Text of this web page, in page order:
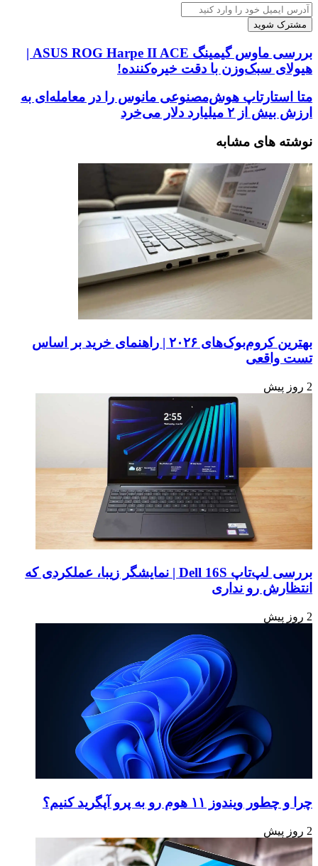
آدرس
ایمیل
خود
وارد
کنید
بررسی
ماوس
گیمینگ
ASUS
ROG
Harpe
ACE
هیولای
سبک‌وزن
با
خیره‌کننده!
بررسی ماوس گیمینگ ASUS ROG Harpe II ACE |
هیولای سبک‌وزن با دقت خیره‌کننده!
متا
استارتاپ
هوش‌مصنوعی
مانوس
را
در
معامله‌ای
به
ارزش
بیش
از
متا استارتاپ هوش‌مصنوعی مانوس را در معامله‌ای به
ارزش بیش از ۲ میلیارد دلار می‌خرد
نوشته های مشابه
بهترین کروم‌بوک‌های ۲۰۲۶ | راهنمای خرید بر اساس
تست واقعی
2 روز پیش
بررسی لپ‌تاپ Dell 16S | نمایشگر زیبا، عملکردی که
انتظارش رو نداری
2 روز پیش
چرا و چطور ویندوز ۱۱ هوم رو به پرو آپگرید کنیم؟
2 روز پیش